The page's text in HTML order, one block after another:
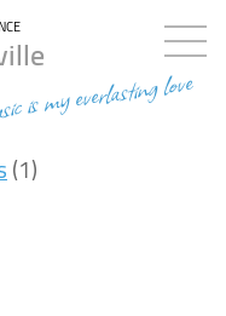
is my everlasting love
(1)